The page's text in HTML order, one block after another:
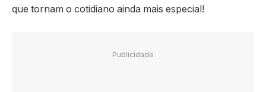
que tornam o cotidiano ainda mais especial!
Publicidade